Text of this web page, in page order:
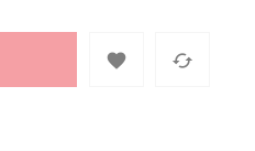
 